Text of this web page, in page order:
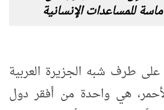
للمساعدات الإنسانية
على طرف شبه الجزيرة العربية
هي واحدة من أفقر دول